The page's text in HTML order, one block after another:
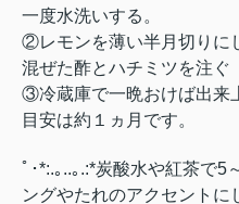
一度水洗いする。
②レモンを薄い半月切りに
混ぜた酢とハチミツを注ぐ
③冷蔵庫で一晩おけば出来
目安は約１ヵ月です。
ﾟ･*:.｡..｡.:*炭酸水や紅茶で5
ングやたれのアクセントに